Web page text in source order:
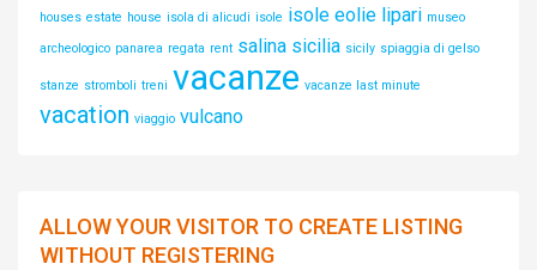
houses estate house isola di alicudi isole isole eolie lipari museo
archeologico panarea regata rent salina sicilia sicily spiaggia di gelso
stanze stromboli treni vacanze vacanze last minute
vacation viaggio vulcano
ALLOW YOUR VISITOR TO CREATE LISTING
WITHOUT REGISTERING